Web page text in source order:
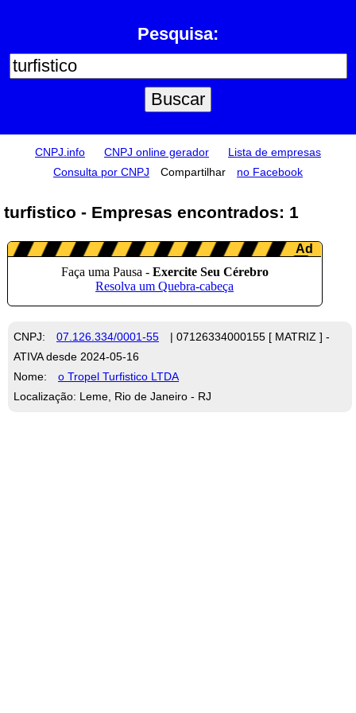
Pesquisa:
CNPJ.info CNPJ online gerador
Lista de empresas
Consulta por CNPJ
Compartilhar no Facebook
turfistico - Empresas encontrados: 1
CNPJ: 07.126.334/0001-55
| 07126334000155 [ MATRIZ ] -
ATIVA desde 2024-05-16
Nome:
o Tropel Turfistico LTDA
Localização: Leme, Rio de Janeiro - RJ